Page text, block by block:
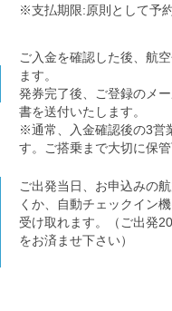
※支払期限:原則として予
ご入金を確認した後、航
ます。
発券完了後、ご登録のメ
書を送付いたします。
※通常、入金確認後の3営
す。ご搭乗まで大切に保管
ご出発当日、お申込みの
くか、自動チェックイン
受け取れます。（ご出発
をお済ませ下さい）